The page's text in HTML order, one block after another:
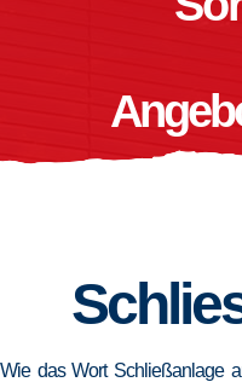
Wie das Wort Schließanlage